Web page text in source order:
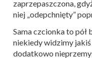
zaprzepaszczona,
niej „odepchnięty”
Sama czcionka to pół
niekiedy widzimy
dodatkowo